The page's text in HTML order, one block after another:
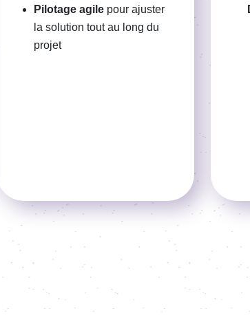
Pilotage agile pour ajuster
la solution tout au long du
projet